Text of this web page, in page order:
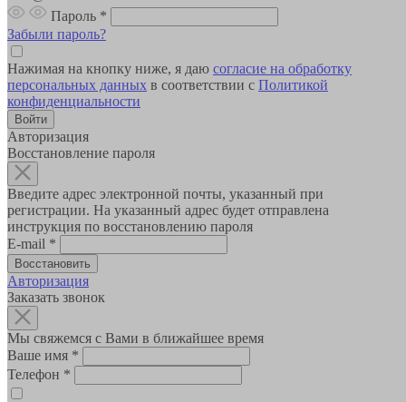
Пароль *
Забыли пароль?
Нажимая на кнопку ниже, я даю согласие на обработку
персональных данных в соответствии с Политикой
конфиденциальности
Авторизация
Восстановление пароля
Введите адрес электронной почты, указанный при
регистрации. На указанный адрес будет отправлена
инструкция по восстановлению пароля
E-mail *
Авторизация
Заказать звонок
Мы свяжемся с Вами в ближайшее время
Ваше имя *
Телефон *